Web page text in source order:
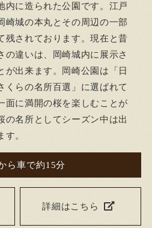
内に造られた公園です。江戸
崎城の本丸とその周辺の一部
残されております。現在と昔
の違いは、岡崎城内に展示さ
が出来ます。岡崎公園は「日
くらの名所百選」に選ばれて
面に満開の桜を楽しむことが
の名所としてシーズン中は出
。
ら車で約15分
詳細はこちら